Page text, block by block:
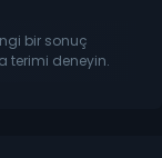
bir sonuç
terimi deneyin.